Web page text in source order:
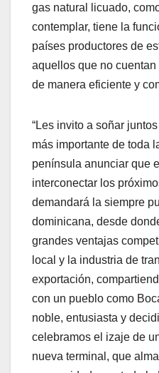
gas natural licuado,
contemplar, tiene la
países productores de
aquellos que no
de manera eficiente y
“Les invito a soñar
más importante de toda
península anunciar que
interconectar los
demandará la siempre
dominicana, desde
grandes ventajas
local y la industria de
exportación,
con un pueblo como
noble, entusiasta y
celebramos el izaje de
nueva terminal, que